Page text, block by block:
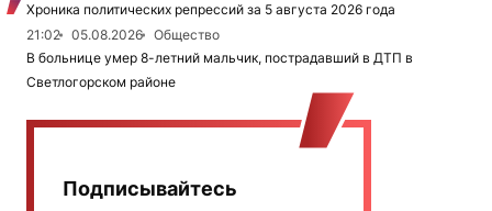
Хроника политических репрессий за 5 августа 2026 года
21:02
05.08.2026
Общество
В больнице умер 8-летний мальчик, пострадавший в ДТП в
Светлогорском районе
Подписывайтесь